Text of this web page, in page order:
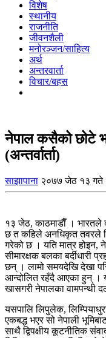
विशेष
स्थानीय
राजनीति
जीवनशैली
मनोरञ्जन/साहित्य
अर्थ
अन्तरवार्ता
विचार/बहस
नेपाल कसैको छोटे
(अन्तर्वार्ता)
साझापाना २०७७ जेठ १३ गते
१३ जेठ, काठमाडाैँ । भारतले
छ त कहिले अनधिकृत तवरले
गरेको छ । यति मात्र होइन,
सीमारक्षक बलका बर्दीधारी
छन् । लामो समयदेखि देखा
आन्दोलित रहँदै आएका हुन् ।
खासगरी नेपालका वामपन्थी
यसपालि लिपुलेक,
एकबद्ध भएर सो नेपाली
साथै द्विपक्षीय कूटनीतिक